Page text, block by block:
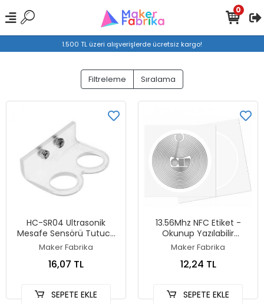
1.500 TL üzeri alışverişlerde ücretsiz kargo!
0
Filtreleme Sıralama
HC-SR04 Ultrasonik
Mesafe Sensörü Tutucu
Şeffaf
Maker Fabrika
16,07 TL
SEPETE EKLE
13.56Mhz NFC Etiket -
Okunup Yazılabilir
ISO14443A, Ntag 213-
Maker Fabrika
12,24 TL
SEPETE EKLE